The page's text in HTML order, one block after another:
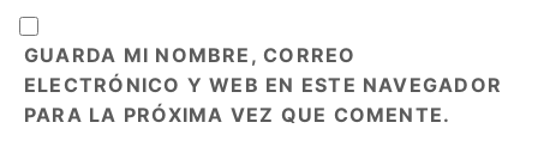
GUARDA MI NOMBRE, CORREO
ELECTRÓNICO Y WEB EN ESTE NAVEGADOR
PARA LA PRÓXIMA VEZ QUE COMENTE.